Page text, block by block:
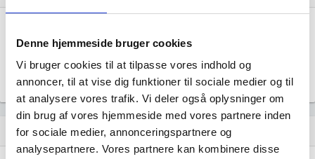
Denne hjemmeside bruger cookies
Vi bruger cookies til at tilpasse vores indhold og
annoncer, til at vise dig funktioner til sociale medier og til
at analysere vores trafik. Vi deler også oplysninger om
din brug af vores hjemmeside med vores partnere inden
for sociale medier, annonceringspartnere og
analysepartnere. Vores partnere kan kombinere disse
Årsrapporten 2024-12
assignment Regnskaber